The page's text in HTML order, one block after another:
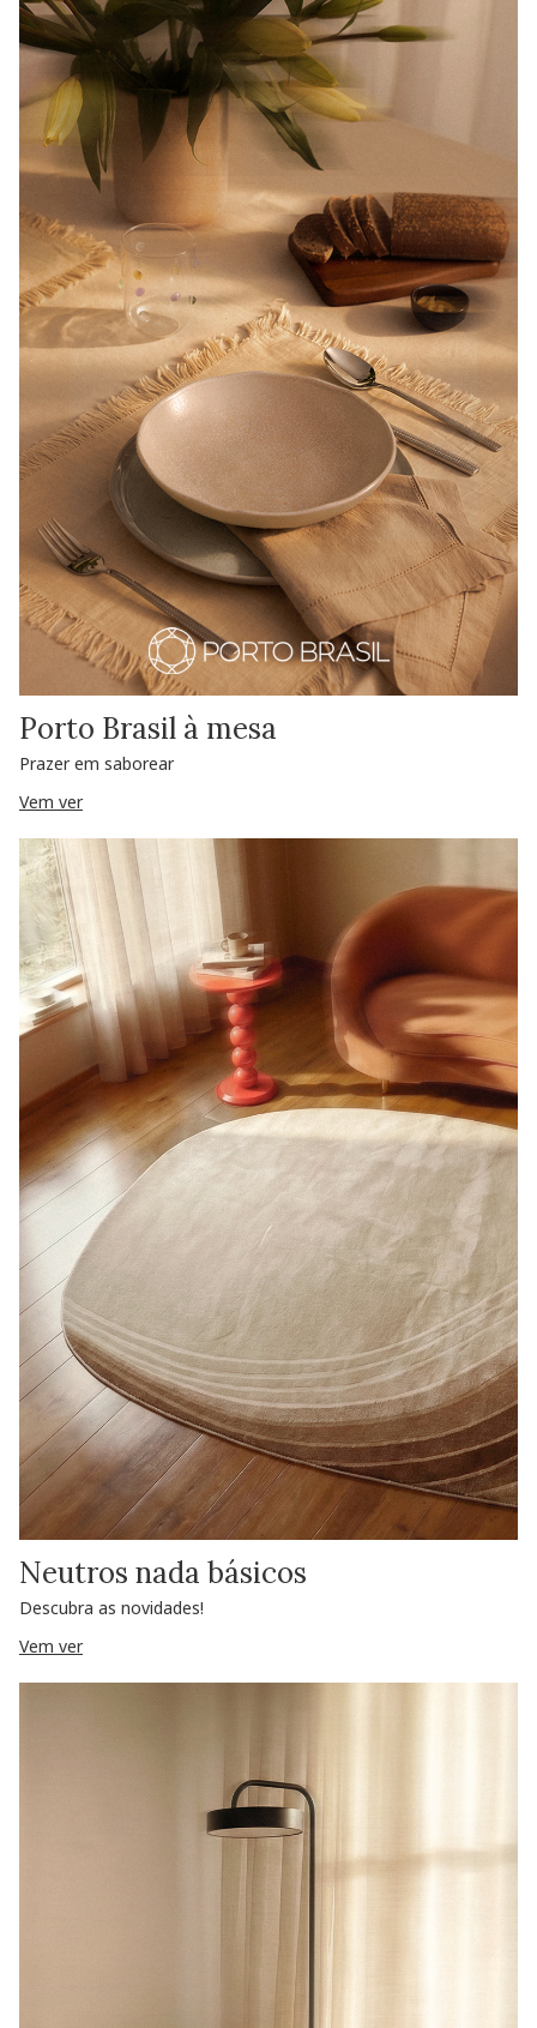
Porto Brasil à mesa
Prazer em saborear
Vem ver
Neutros nada básicos
Descubra as novidades!
Vem ver